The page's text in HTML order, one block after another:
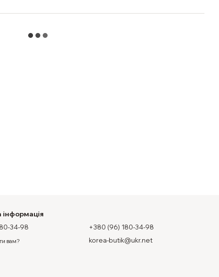
інформація
34-98
вам?
+380 (96) 180-34-98
korea-butik@ukr.net